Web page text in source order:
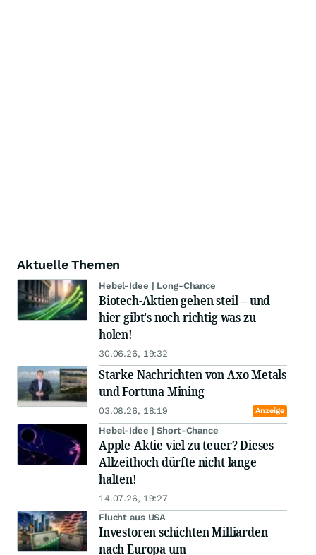
Aktuelle Themen
Hebel-Idee | Long-Chance
Biotech-Aktien gehen steil – und
hier gibt's noch richtig was zu
holen!
30.06.26, 19:32
Starke Nachrichten von Axo Metals
und Fortuna Mining
03.08.26, 18:19 Anzeige
Hebel-Idee | Short-Chance
Apple-Aktie viel zu teuer? Dieses
Allzeithoch dürfte nicht lange
halten!
14.07.26, 19:27
Flucht aus USA
Investoren schichten Milliarden
nach Europa um